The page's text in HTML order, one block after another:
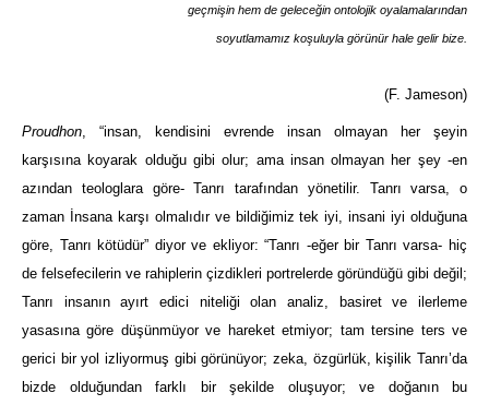
geçmişin hem de geleceğin ontolojik oyalamalarından
soyutlamamız koşuluyla görünür hale gelir bize.
(F. Jameson)
Proudhon, “insan, kendisini evrende insan olmayan her şeyin
karşısına koyarak olduğu gibi olur; ama insan olmayan her şey -en
azından teologlara göre- Tanrı tarafından yönetilir. Tanrı varsa, o
zaman İnsana karşı olmalıdır ve bildiğimiz tek iyi, insani iyi olduğuna
göre, Tanrı kötüdür” diyor ve ekliyor: “Tanrı -eğer bir Tanrı varsa- hiç
de felsefecilerin ve rahiplerin çizdikleri portrelerde göründüğü gibi değil;
Tanrı insanın ayırt edici niteliği olan analiz, basiret ve ilerleme
yasasına göre düşünmüyor ve hareket etmiyor; tam tersine ters ve
gerici bir yol izliyormuş gibi görünüyor; zeka, özgürlük, kişilik Tanrı’da
bizde olduğundan farklı bir şekilde oluşuyor; ve doğanın bu